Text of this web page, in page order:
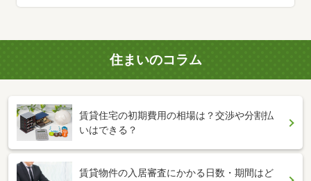
住まいのコラム
賃貸住宅の初期費用の相場は？交渉や分割払
いはできる？
賃貸物件の入居審査にかかる日数・期間はど